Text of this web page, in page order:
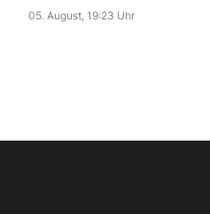
05. August, 19:23 Uhr